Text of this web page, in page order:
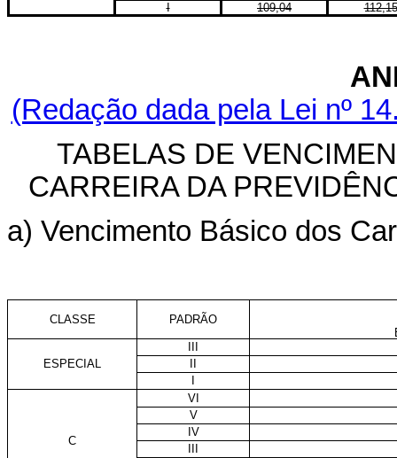
I
109,04 112,15
(Redação dada pela Lei nº
TABELAS DE
CARREIRA DA
a) Vencimento Básico dos
CLASSE
PADRÃO
ESPECIAL
C
VI
V
IV